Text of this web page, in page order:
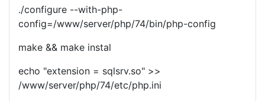
./configure --with-php-
config=/www/server/php/74/bin/php-config
make && make instal
echo "extension = sqlsrv.so" >>
/www/server/php/74/etc/php.ini